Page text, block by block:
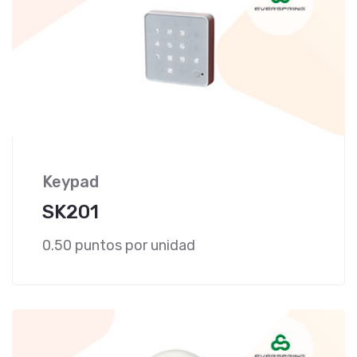
Keypad
SK201
0.50 puntos por unidad